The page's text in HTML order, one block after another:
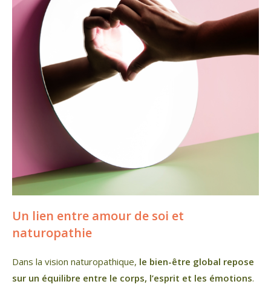
Un lien entre amour de soi et
naturopathie
Dans la vision naturopathique, le bien-être global repose
sur un équilibre entre le corps, l’esprit et les émotions.